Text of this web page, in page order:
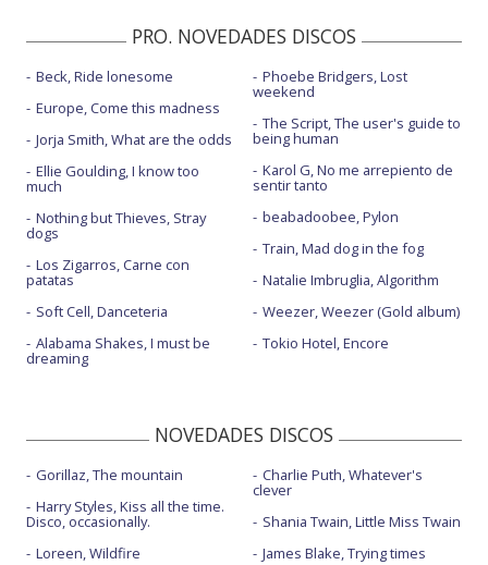
PRO. NOVEDADES DISCOS
Beck, Ride lonesome
Europe, Come this madness
Jorja Smith, What are the odds
Ellie Goulding, I know too
much
Nothing but Thieves, Stray
dogs
Los Zigarros, Carne con
patatas
Soft Cell, Danceteria
Alabama Shakes, I must be
dreaming
Phoebe Bridgers, Lost
weekend
The Script, The user's guide to
being human
Karol G, No me arrepiento de
sentir tanto
beabadoobee, Pylon
Train, Mad dog in the fog
Natalie Imbruglia, Algorithm
Weezer, Weezer (Gold album)
Tokio Hotel, Encore
NOVEDADES DISCOS
Gorillaz, The mountain
Harry Styles, Kiss all the time.
Disco, occasionally.
Loreen, Wildfire
Charlie Puth, Whatever's
clever
Shania Twain, Little Miss Twain
James Blake, Trying times